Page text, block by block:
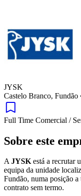
JYSK
Castelo Branco, Fundão
Full Time Comercial /
Sobre este
AJYSKestá a recrutar
equipa da unidade
Fundão, numa posição
contrato sem termo.